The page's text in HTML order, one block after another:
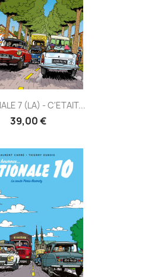
7 (LA) - C'ETAIT...
39,00 €